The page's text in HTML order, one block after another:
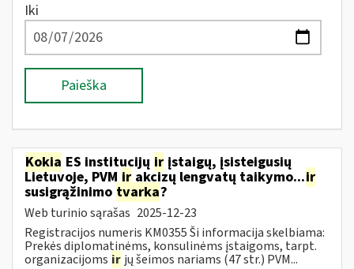
Iki
Paieška
Kokia ES institucijų ir įstaigų, įsisteigusių
Lietuvoje, PVM ir akcizų lengvatų taikymo...ir
susigrąžinimo tvarka?
Web turinio sąrašas 2025-12-23
Registracijos numeris KM0355 Ši informacija skelbiama:
Prekės diplomatinėms, konsulinėms įstaigoms, tarpt.
organizacijoms ir jų šeimos nariams (47 str.) PVM...